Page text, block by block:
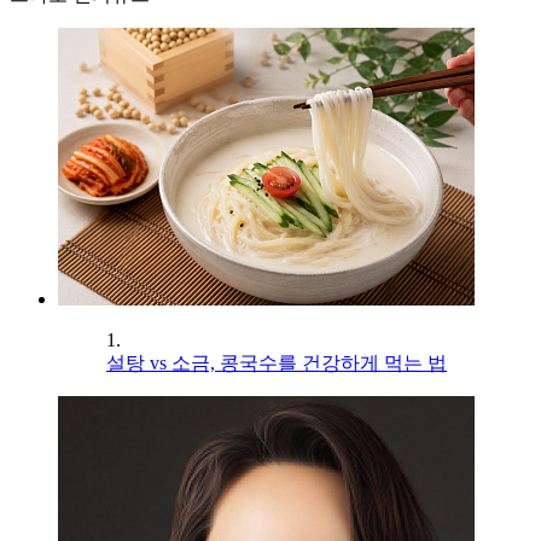
1.
설탕 vs 소금, 콩국수를 건강하게 먹는 법